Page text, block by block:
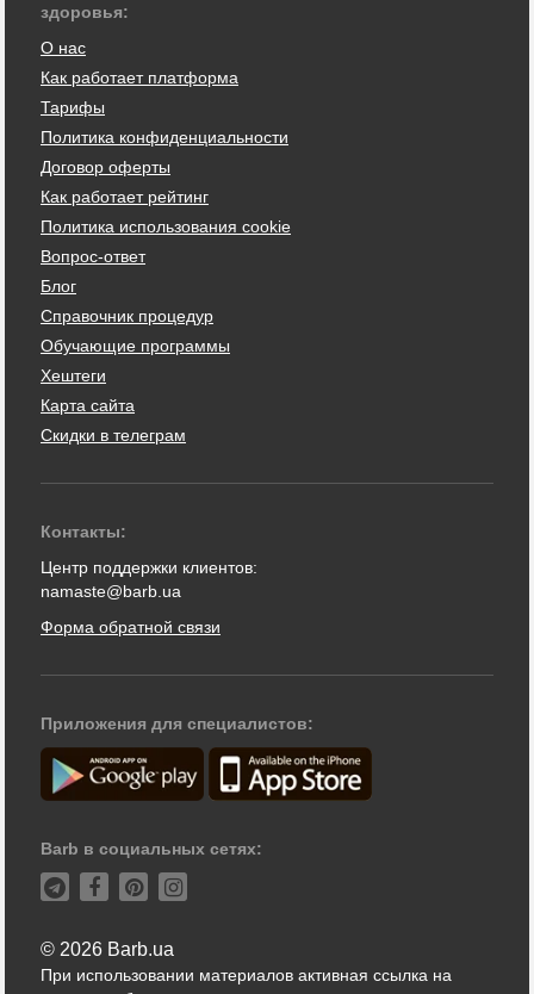
здоровья:
О нас
Как работает платформа
Тарифы
Политика конфиденциальности
Договор оферты
Как работает рейтинг
Политика использования cookie
Вопрос-ответ
Блог
Справочник процедур
Обучающие программы
Хештеги
Карта сайта
Скидки в телеграм
Контакты:
Центр поддержки клиентов:
namaste@barb.ua
Форма обратной связи
Приложения для специалистов:
Barb в социальных сетях:
© 2026 Barb.ua
При использовании материалов активная ссылка на